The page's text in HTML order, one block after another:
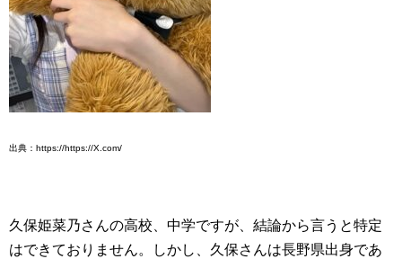
出典：https://https://X.com/
久保姫菜乃さんの高校、中学ですが、結論から言うと特定
はできておりません。しかし、久保さんは長野県出身であ